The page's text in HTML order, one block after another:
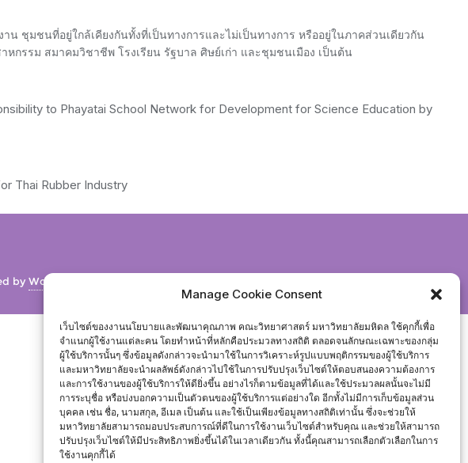
Manage Cookie Consent
เว็บไซต์ของงานนโยบายและพัฒนาคุณภาพ คณะวิทยาศาสตร์ มหาวิทยาลัยมหิดล ใช้คุกกี้เพื่อ
จำแนกผู้ใช้งานแต่ละคน โดยทำหน้าที่หลักคือประมวลทางสถิติ ตลอดจนลักษณะเฉพาะของกลุ่ม
ผู้ใช้บริการนั้นๆ ซึ่งข้อมูลดังกล่าวจะนำมาใช้ในการวิเคราะห์รูปแบบพฤติกรรมของผู้ใช้บริการ
และมหาวิทยาลัยจะนำผลลัพธ์ดังกล่าวไปใช้ในการปรับปรุงเว็บไซต์ให้ตอบสนองความต้องการ
และการใช้งานของผู้ใช้บริการให้ดียิ่งขึ้น อย่างไรก็ตามข้อมูลที่ได้และใช้ประมวลผลนั้นจะไม่มี
การระบุชื่อ หรือบ่งบอกความเป็นตัวตนของผู้ใช้บริการแต่อย่างใด อีกทั้งไม่มีการเก็บข้อมูลส่วน
บุคคล เช่น ชื่อ, นามสกุล, อีเมล เป็นต้น และใช้เป็นเพียงข้อมูลทางสถิติเท่านั้น ซึ่งจะช่วยให้
มหาวิทยาลัยสามารถมอบประสบการณ์ที่ดีในการใช้งานเว็บไซต์สำหรับคุณ และช่วยให้สามารถ
ปรับปรุงเว็บไซต์ให้มีประสิทธิภาพยิ่งขึ้นได้ในเวลาเดียวกัน ทั้งนี้คุณสามารถเลือกตัวเลือกในการ
ใช้งานคุกกี้ได้
ชุมชนที่อยู่ใกล้เคียงกันทั้งที่เป็นทางการและไม่เป็นทางการ หรืออยู่ในภาคส่วนเดียวกัน
รรม สมาคมวิชาชีพ โรงเรียน รัฐบาล ศิษย์เก่า และชุมชนเมือง เป็นต้น
to Phayatai School Network for Development for Science Education by
Thai Rubber Industry
by WordPress